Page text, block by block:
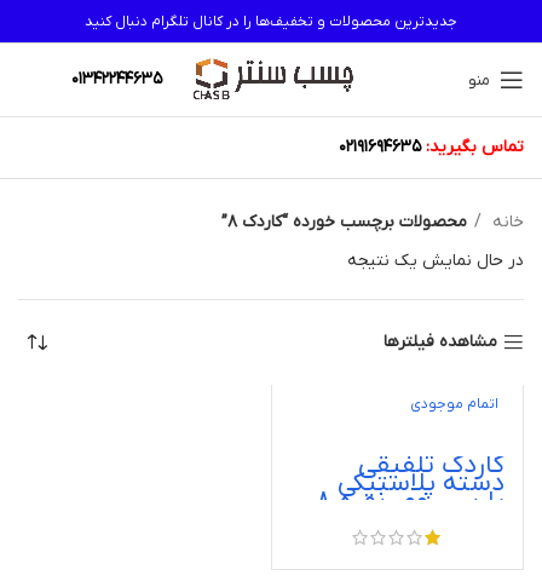
جدیدترین محصولات و تخفیف‌ها را در کانال تلگرام دنبال کنید
منو 01342244635
تماس بگیرید: 02191694635
خانه
محصولات برچسب خورده “کاردک 8”
در حال نمایش یک نتیجه
مشاهده فیلترها
اتمام موجودی
کاردک تلفیقی
دسته پلاستیکی
پارس روور نمره 8
parsrover